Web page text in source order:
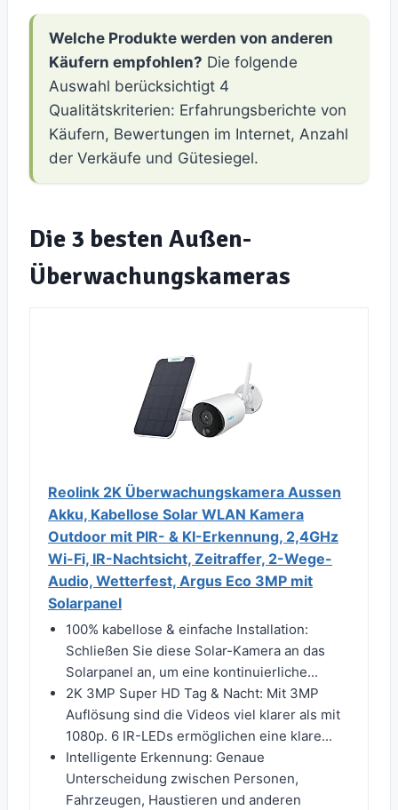
Welche Produkte werden von anderen
Käufern empfohlen? Die folgende
Auswahl berücksichtigt 4
Qualitätskriterien: Erfahrungsberichte von
Käufern, Bewertungen im Internet, Anzahl
der Verkäufe und Gütesiegel.
Die 3 besten Außen-
Überwachungskameras
Reolink 2K Überwachungskamera Aussen
Akku, Kabellose Solar WLAN Kamera
Outdoor mit PIR- & KI-Erkennung, 2,4GHz
Wi-Fi, IR-Nachtsicht, Zeitraffer, 2-Wege-
Audio, Wetterfest, Argus Eco 3MP mit
Solarpanel
100% kabellose & einfache Installation:
Schließen Sie diese Solar-Kamera an das
Solarpanel an, um eine kontinuierliche...
2K 3MP Super HD Tag & Nacht: Mit 3MP
Auflösung sind die Videos viel klarer als mit
1080p. 6 IR-LEDs ermöglichen eine klare...
Intelligente Erkennung: Genaue
Unterscheidung zwischen Personen,
Fahrzeugen, Haustieren und anderen